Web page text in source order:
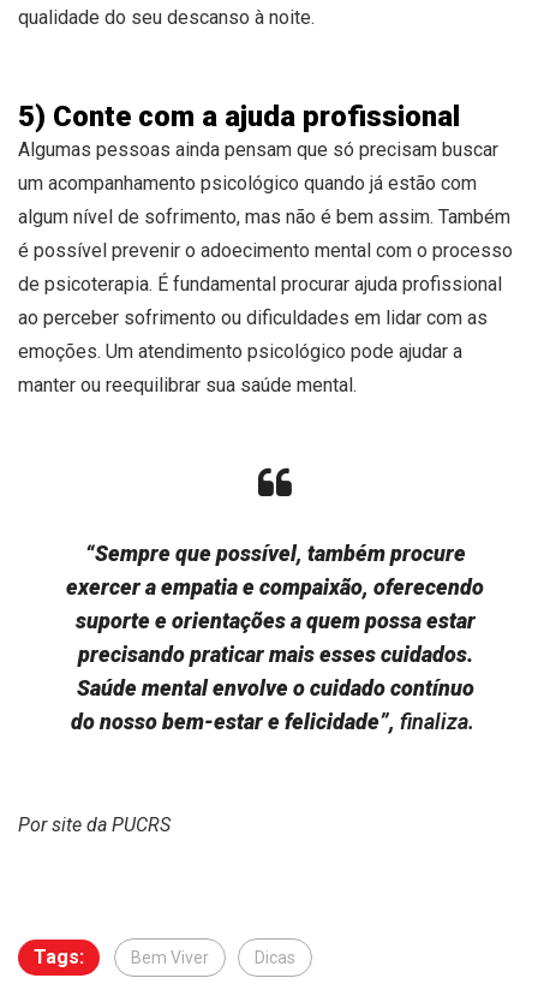
qualidade do seu descanso à noite.
5) Conte com a ajuda profissional
Algumas pessoas ainda pensam que só precisam buscar
um acompanhamento psicológico quando já estão com
algum nível de sofrimento, mas não é bem assim. Também
é possível prevenir o adoecimento mental com o processo
de psicoterapia. É fundamental procurar ajuda profissional
ao perceber sofrimento ou dificuldades em lidar com as
emoções. Um atendimento psicológico pode ajudar a
manter ou reequilibrar sua saúde mental.
“Sempre que possível, também procure
exercer a empatia e compaixão, oferecendo
suporte e orientações a quem possa estar
precisando praticar mais esses cuidados.
Saúde mental envolve o cuidado contínuo
do nosso bem-estar e felicidade”, finaliza.
Por site da PUCRS
Tags: Bem Viver Dicas